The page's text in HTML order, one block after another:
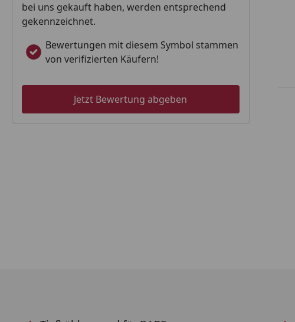
bei uns gekauft haben, werden entsprechend
gekennzeichnet.
Bewertungen mit diesem Symbol stammen
von verifizierten Käufern!
Jetzt Bewertung abgeben